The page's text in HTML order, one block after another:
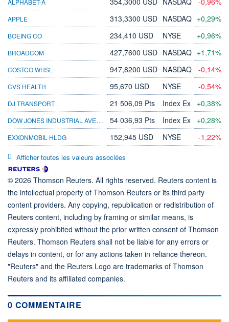
ALPHABET-A
APPLE 313,3300 USD NASDAQ +0,29%
BOEING CO 234,410 USD NYSE +0,96%
BROADCOM 427,7600 USD NASDAQ +1,71%
COSTCO WHSL 947,8200 USD NASDAQ -0,14%
CVS HEALTH 95,670 USD NYSE -0,54%
DJ TRANSPORT 21 506,09 Pts Index Ex
+0,38%
DOW JONES INDUSTRIAL AVERAGE
54 036,93 Pts Index Ex +0,28%
EXXONMOBIL HLDG 152,945 USD NYSE -1,22%
Afficher toutes les valeurs associées
© 2026 Thomson Reuters. All rights reserved. Reuters content is
the intellectual property of Thomson Reuters or its third party
content providers. Any copying, republication or redistribution of
Reuters content, including by framing or similar means, is
expressly prohibited without the prior written consent of Thomson
Reuters. Thomson Reuters shall not be liable for any errors or
delays in content, or for any actions taken in reliance thereon.
"Reuters" and the Reuters Logo are trademarks of Thomson
Reuters and its affiliated companies.
0 COMMENTAIRE